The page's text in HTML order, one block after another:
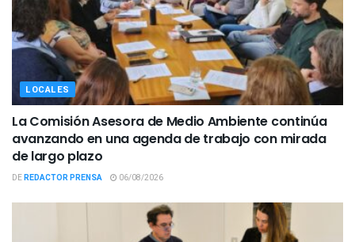
LOCALES
La Comisión Asesora de Medio Ambiente continúa
avanzando en una agenda de trabajo con mirada
de largo plazo
DEREDACTOR PRENSA 06/08/2026